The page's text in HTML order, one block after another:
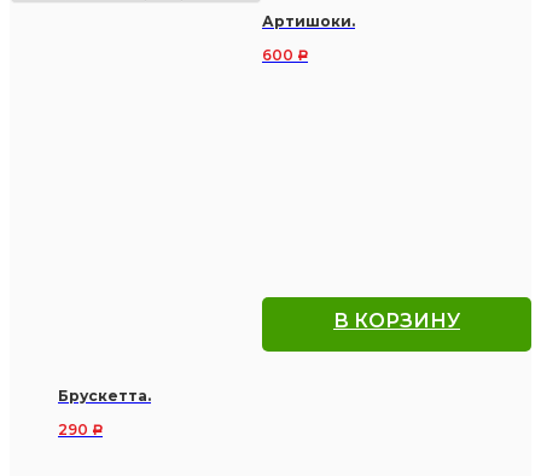
Артишоки.
600
Р
В КОРЗИНУ
Брускетта.
290
Р